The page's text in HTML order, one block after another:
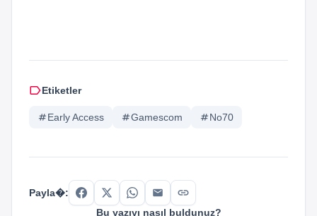
labelEtiketler
tagEarly Access tagGamescom tagNo70
Payla�: link
Bu yazıyı nasıl buldunuz?